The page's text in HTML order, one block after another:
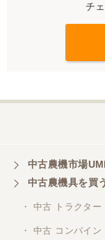
チ
中古農機市場
中古農機具を買う
・ 中古 トラクター
・ 中古 コンバイン